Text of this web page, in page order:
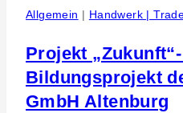
Allgemein | Handwerk |
Projekt
Bildungsprojekt
GmbH Altenburg